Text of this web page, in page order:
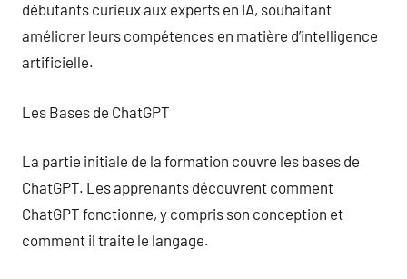
débutants curieux aux experts en IA, souhaitant
améliorer leurs compétences en matière d’intelligence
artificielle.
Les Bases de ChatGPT
La partie initiale de la formation couvre les bases de
ChatGPT. Les apprenants découvrent comment
ChatGPT fonctionne, y compris son conception et
comment il traite le langage.